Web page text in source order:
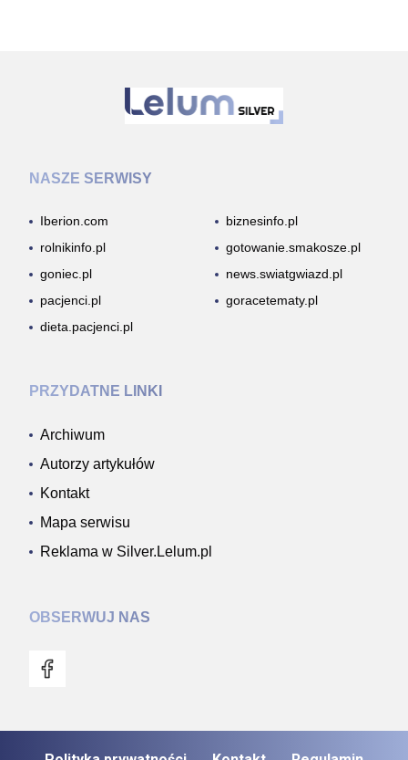
NASZE SERWISY
Iberion.com
biznesinfo.pl
rolnikinfo.pl
gotowanie.smakosze.pl
goniec.pl
news.swiatgwiazd.pl
pacjenci.pl
goracetematy.pl
dieta.pacjenci.pl
PRZYDATNE LINKI
Archiwum
Autorzy artykułów
Kontakt
Mapa serwisu
Reklama w Silver.Lelum.pl
OBSERWUJ NAS